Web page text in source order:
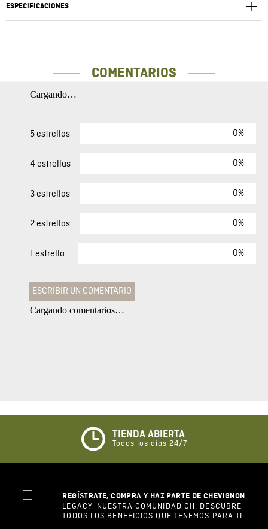
ESPECIFICACIONES
COMENTARIOS
Cargando…
5 estrellas 0%
4 estrellas 0%
3 estrellas 0%
2 estrellas 0%
1 estrella 0%
ESCRIBIR UN COMENTARIO
Califique el producto de 1 a 5 estrellas
★☆ ☆
Su nombre
Correo electrónico
Cargando comentarios…
TIENDA ABIERTA
Todos los días 24/7
REGÍSTRATE, COMPRA Y HAZ PARTE DE CHEVIGNON
LEGACY, NUESTRA COMUNIDAD CH. DESCUBRE
TODOS LOS BENEFICIOS QUE TENEMOS PARA TI.